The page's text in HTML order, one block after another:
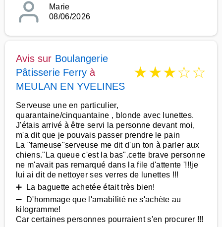
Marie
08/06/2026
Avis sur Boulangerie
Pâtisserie Ferry à
MEULAN EN YVELINES
★★★☆☆
Serveuse une en particulier,
quarantaine/cinquantaine , blonde avec lunettes.
J'étais arrivé à être servi la personne devant moi,
m'a dit que je pouvais passer prendre le pain
La "fameuse"serveuse me dit d'un ton à parler aux
chiens."La queue c'est la bas".cette brave personne
ne m'avait pas remarqué dans la file d'attente '!!!je
lui ai dit de nettoyer ses verres de lunettes !!!
➕ La baguette achetée était très bien!
➖ D'hommage que l'amabilité ne s'achète au
kilogramme!
Car certaines personnes pourraient s'en procurer !!!